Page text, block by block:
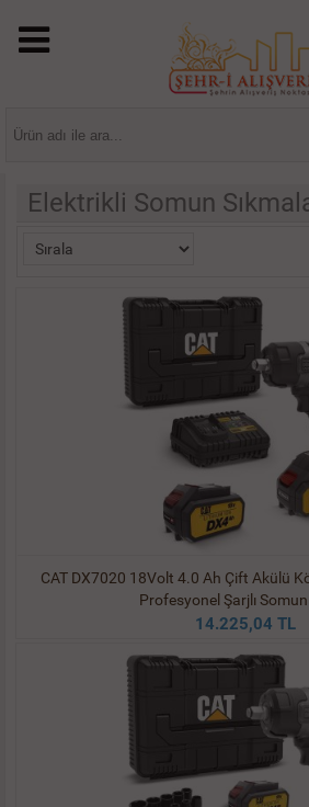
Elektrikli Somun
CAT DX7020 18Volt 4.0 Ah Çift Akülü
Profesyonel Şarjlı Somun
14.225,04 TL